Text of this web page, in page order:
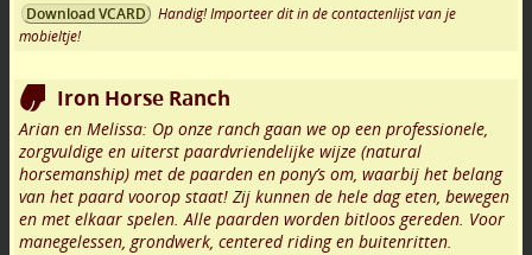
Download VCARD
Handig! Importeer dit in de contactenlijst van je
mobieltje!
Iron Horse Ranch
Arian en Melissa: Op onze ranch gaan we op een professionele,
zorgvuldige en uiterst paardvriendelijke wijze (natural
horsemanship) met de paarden en pony’s om, waarbij het belang
van het paard voorop staat! Zij kunnen de hele dag eten, bewegen
en met elkaar spelen. Alle paarden worden bitloos gereden. Voor
manegelessen, grondwerk, centered riding en buitenritten.